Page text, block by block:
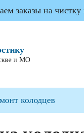
заказы на чистку
и МО
колодцев